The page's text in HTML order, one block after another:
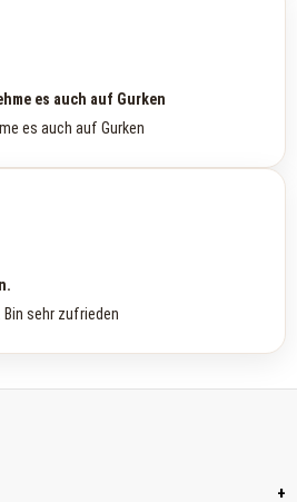
es auch auf Gurken
es auch auf Gurken
sehr zufrieden
+